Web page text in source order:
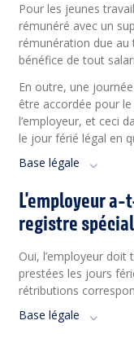
Pour les jeunes
rémunéré avec un
rémunération due au
bénéfice de tout
En outre, une
être accordée pour
l’employeur, et ceci
le jour férié légal en
Base légale
L'employeur
registre
Oui, l’employeur doit
prestées les jours
rétributions
Base légale